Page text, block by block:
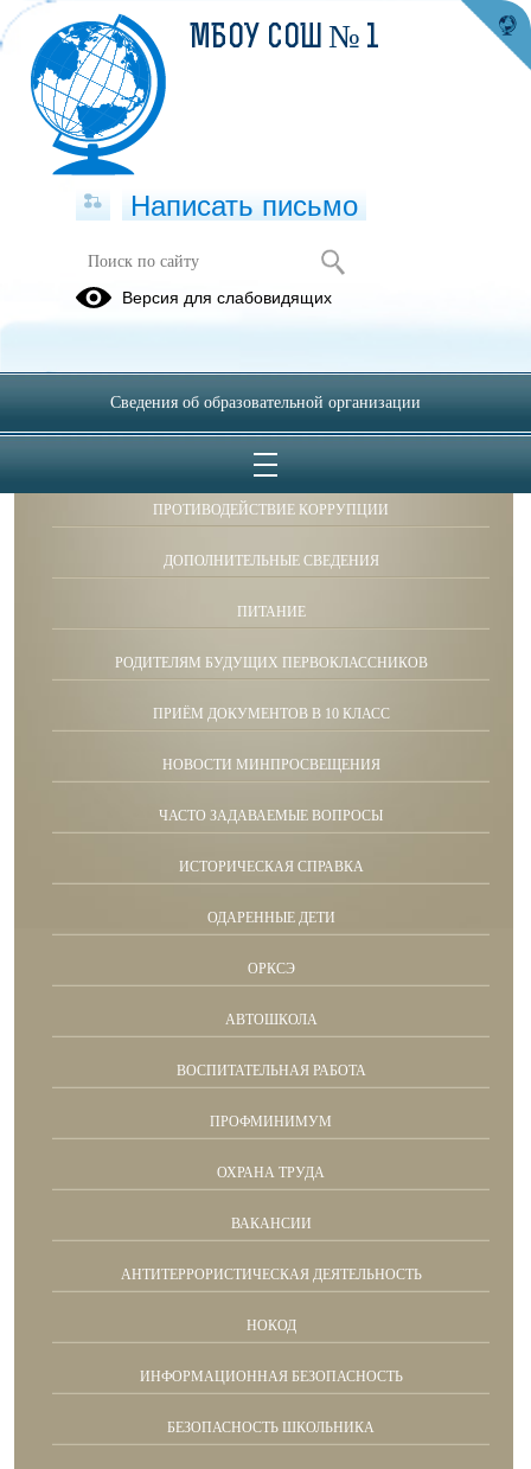
Театральная студия "Новый взгляд"
ОБРАЩЕНИЯ ГРАЖДАН
ПРОТИВОДЕЙСТВИЕ КОРРУПЦИИ
ДОПОЛНИТЕЛЬНЫЕ СВЕДЕНИЯ
ПИТАНИЕ
РОДИТЕЛЯМ БУДУЩИХ ПЕРВОКЛАССНИКОВ
ПРИЁМ ДОКУМЕНТОВ В 10 КЛАСС
НОВОСТИ МИНПРОСВЕЩЕНИЯ
ЧАСТО ЗАДАВАЕМЫЕ ВОПРОСЫ
ИСТОРИЧЕСКАЯ СПРАВКА
ОДАРЕННЫЕ ДЕТИ
ОРКСЭ
АВТОШКОЛА
ВОСПИТАТЕЛЬНАЯ РАБОТА
ПРОФМИНИМУМ
ОХРАНА ТРУДА
ВАКАНСИИ
АНТИТЕРРОРИСТИЧЕСКАЯ ДЕЯТЕЛЬНОСТЬ
НОКОД
ИНФОРМАЦИОННАЯ БЕЗОПАСНОСТЬ
БЕЗОПАСНОСТЬ ШКОЛЬНИКА
МБОУ СОШ № 1
Написать письмо
Версия для слабовидящих
Сведения об образовательной организации